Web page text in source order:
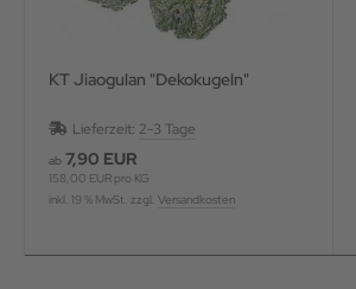
KT Jiaogulan "Dekokugeln"
Lieferzeit: 2-3 Tage
ab 7,90 EUR
158,00 EUR pro KG
inkl. 19 % MwSt. zzgl. Versandkosten